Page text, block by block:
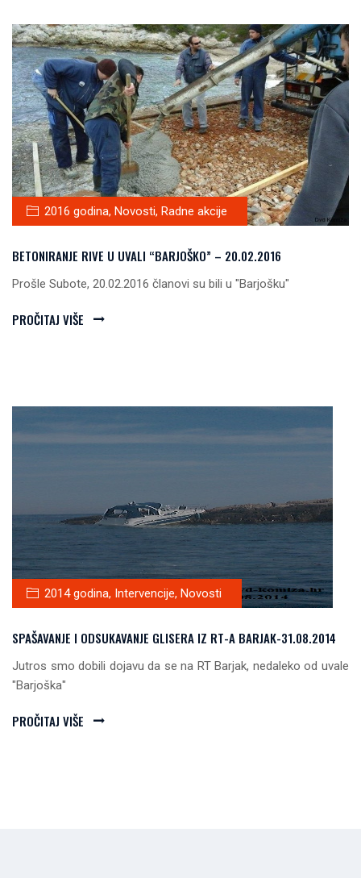
2016 godina, Novosti, Radne akcije
BETONIRANJE RIVE U UVALI “BARJOŠKO” – 20.02.2016
Prošle Subote, 20.02.2016 članovi su bili u "Barjošku"
PROČITAJ VIŠE
2014 godina, Intervencije, Novosti
SPAŠAVANJE I ODSUKAVANJE GLISERA IZ RT-A BARJAK-31.08.2014
Jutros smo dobili dojavu da se na RT Barjak, nedaleko od uvale
"Barjoška"
PROČITAJ VIŠE